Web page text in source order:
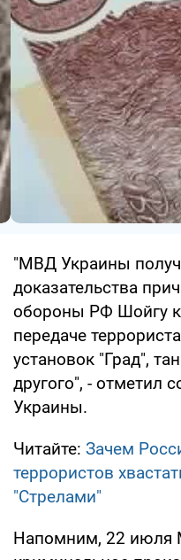
"МВД Украины
доказательства
обороны РФ Шойгу
передаче
установок "Град",
другого", - отметил
Украины.
Читайте: Зачем
террористов
"Стрелами"
Напомним, 22 июля